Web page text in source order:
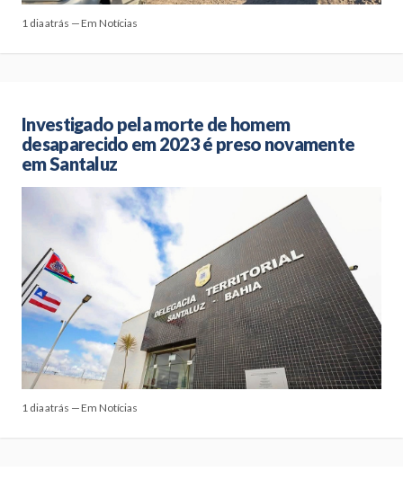
1 dia atrás — Em Notícias
Investigado pela morte de homem
desaparecido em 2023 é preso novamente
em Santaluz
1 dia atrás — Em Notícias